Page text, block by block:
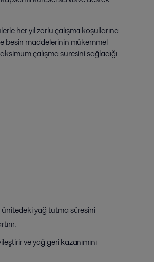
her yıl zorlu çalışma koşullarına
besin maddelerinin mükemmel
çalışma süresini sağladığı
ünitedeki yağ tutma süresini
ve yağ geri kazanımını